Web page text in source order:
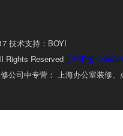
技术支持：BOYI
Rights Reserved 沪ICP备
公司中专营： 上海办公室装修